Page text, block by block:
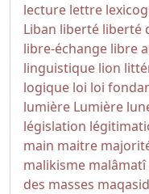
lecture lettre
Liban liberté liberté
libre-échange libre
linguistique lion
logique loi loi
lumière Lumière
législation
main maitre
malikisme malâmatî
des masses maqasid